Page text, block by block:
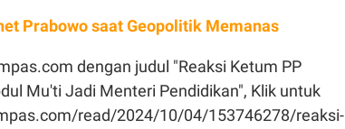
Prabowo saat Geopolitik Memanas
dengan judul "Reaksi Ketum PP
Mu'ti Jadi Menteri Pendidikan", Klik untuk
read/2024/10/04/153746278/reaksi-